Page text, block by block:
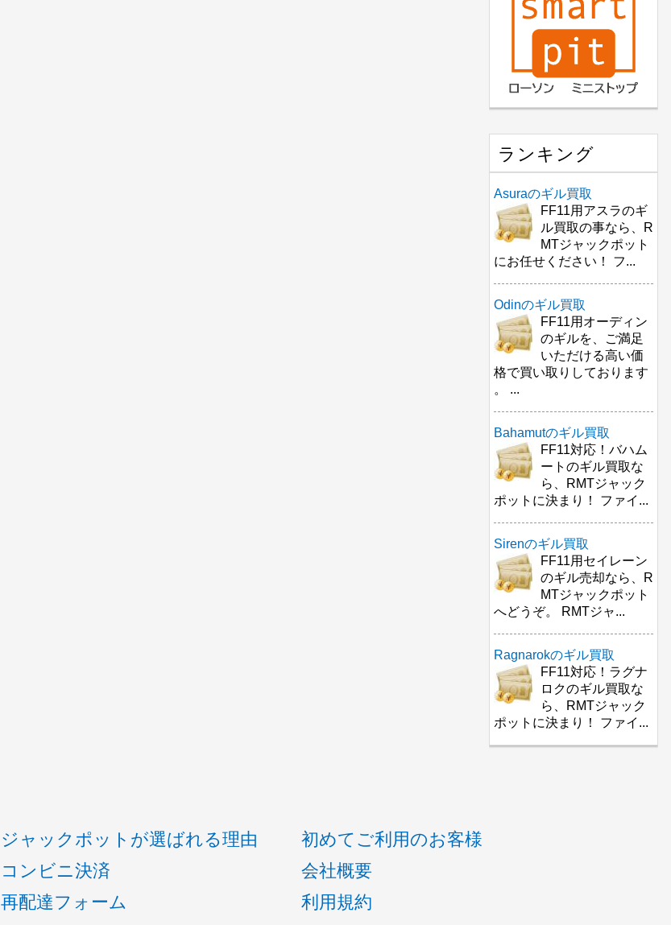
ランキング
Asuraのギル買取
FF11用アスラのギ
ル買取の事なら、R
MTジャックポット
にお任せください！ フ...
Odinのギル買取
FF11用オーディン
のギルを、ご満足
いただける高い価
格で買い取りしております
。 ...
Bahamutのギル買取
FF11対応！バハム
ートのギル買取な
ら、RMTジャック
ポットに決まり！ ファイ...
Sirenのギル買取
FF11用セイレーン
のギル売却なら、R
MTジャックポット
へどうぞ。 RMTジャ...
Ragnarokのギル買取
FF11対応！ラグナ
ロクのギル買取な
ら、RMTジャック
ポットに決まり！ ファイ...
ジャックポットが選ばれる理由
初めてご利用のお客様
コンビニ決済
会社概要
再配達フォーム 利用規約